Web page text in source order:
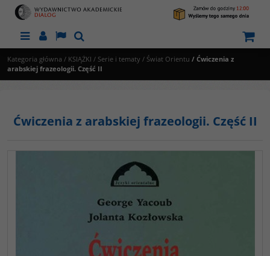
MenuPanelLangSzukaj
Kategoria główna / KSIĄŻKI / Serie i tematy / Świat Orientu / Ćwiczenia z
arabskiej frazeologii. Część II
Ćwiczenia z arabskiej frazeologii. Część II